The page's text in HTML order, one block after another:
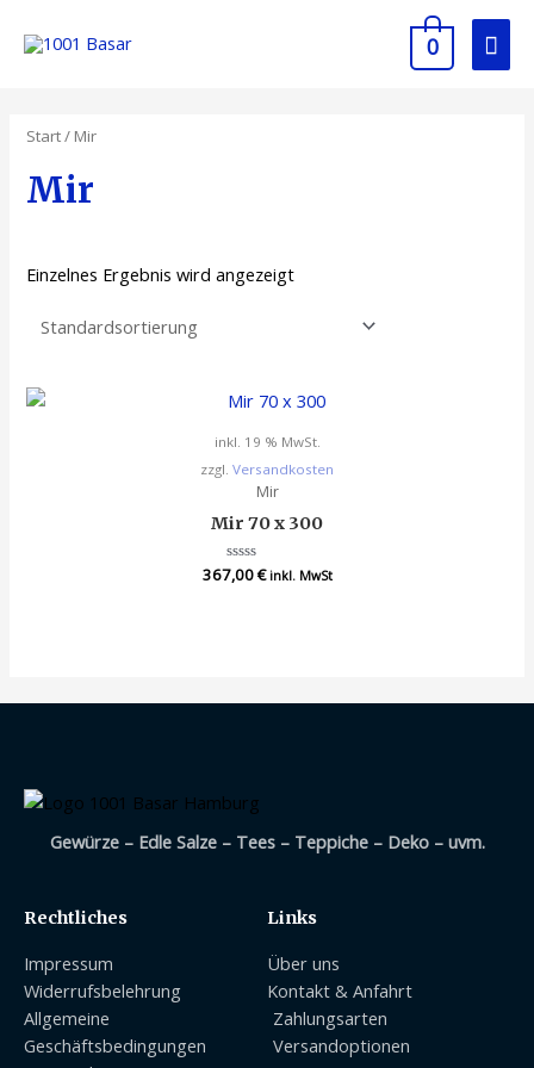
0
Start/ Mir
Mir
Einzelnes Ergebnis wird angezeigt
inkl. 19 % MwSt.
zzgl. Versandkosten
Mir
Mir 70 x 300
Bewertet
mit
367,00€ inkl. MwSt
Gewürze – Edle Salze – Tees – Teppiche – Deko – uvm.
Rechtliches
Impressum
Widerrufsbelehrung
Allgemeine
Geschäftsbedingungen
Links
Über uns
Kontakt & Anfahrt
Zahlungsarten
Versandoptionen